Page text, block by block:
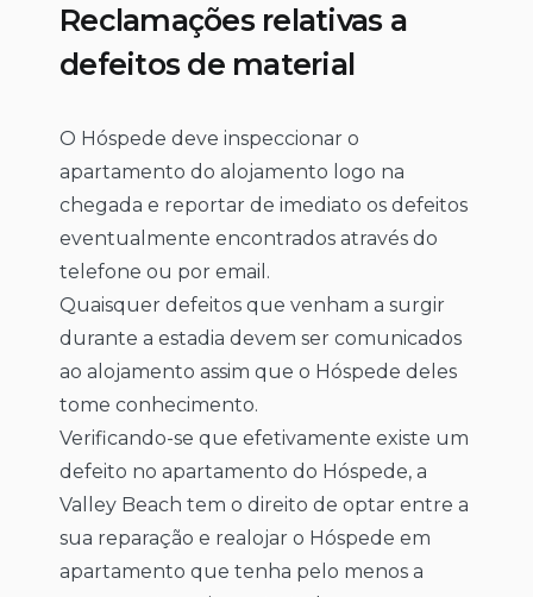
Reclamações relativas a
defeitos de material
O Hóspede deve inspeccionar o
apartamento do alojamento logo na
chegada e reportar de imediato os defeitos
eventualmente encontrados através do
telefone ou por email.
Quaisquer defeitos que venham a surgir
durante a estadia devem ser comunicados
ao alojamento assim que o Hóspede deles
tome conhecimento.
Verificando-se que efetivamente existe um
defeito no apartamento do Hóspede, a
Valley Beach tem o direito de optar entre a
sua reparação e realojar o Hóspede em
apartamento que tenha pelo menos a